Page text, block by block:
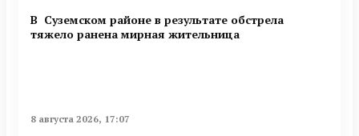
В Суземском районе в результате обстрела
тяжело ранена мирная жительница
8 августа 2026, 17:07